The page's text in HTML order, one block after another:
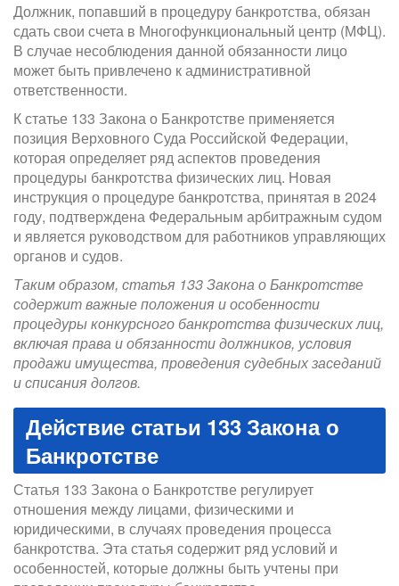
Должник, попавший в процедуру банкротства, обязан
сдать свои счета в Многофункциональный центр (МФЦ).
В случае несоблюдения данной обязанности лицо
может быть привлечено к административной
ответственности.
К статье 133 Закона о Банкротстве применяется
позиция Верховного Суда Российской Федерации,
которая определяет ряд аспектов проведения
процедуры банкротства физических лиц. Новая
инструкция о процедуре банкротства, принятая в 2024
году, подтверждена Федеральным арбитражным судом
и является руководством для работников управляющих
органов и судов.
Таким образом, статья 133 Закона о Банкротстве
содержит важные положения и особенности
процедуры конкурсного банкротства физических лиц,
включая права и обязанности должников, условия
продажи имущества, проведения судебных заседаний
и списания долгов.
Действие статьи 133 Закона о
Банкротстве
Статья 133 Закона о Банкротстве регулирует
отношения между лицами, физическими и
юридическими, в случаях проведения процесса
банкротства. Эта статья содержит ряд условий и
особенностей, которые должны быть учтены при